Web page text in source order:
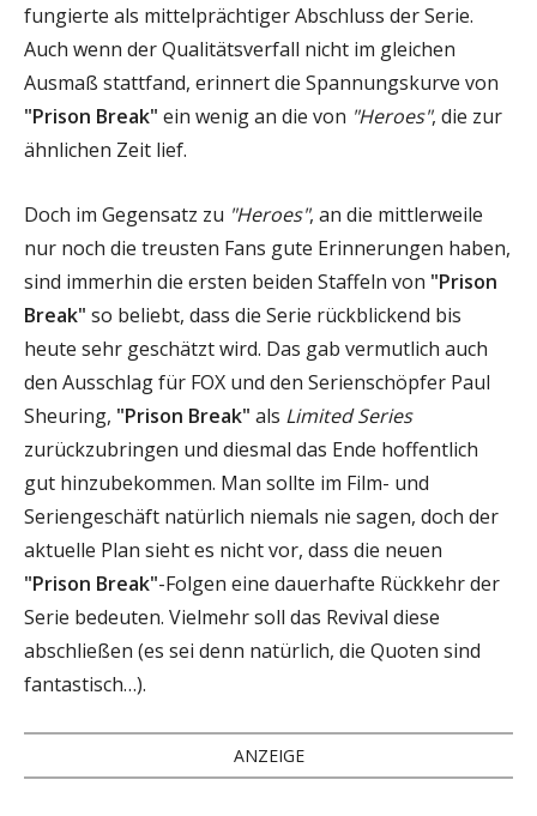
fungierte als mittelprächtiger Abschluss der Serie.
Auch wenn der Qualitätsverfall nicht im gleichen
Ausmaß stattfand, erinnert die Spannungskurve von
"Prison Break" ein wenig an die von "Heroes", die zur
ähnlichen Zeit lief.
Doch im Gegensatz zu "Heroes", an die mittlerweile
nur noch die treusten Fans gute Erinnerungen haben,
sind immerhin die ersten beiden Staffeln von "Prison
Break" so beliebt, dass die Serie rückblickend bis
heute sehr geschätzt wird. Das gab vermutlich auch
den Ausschlag für FOX und den Serienschöpfer Paul
Sheuring, "Prison Break" als Limited Series
zurückzubringen und diesmal das Ende hoffentlich
gut hinzubekommen. Man sollte im Film- und
Seriengeschäft natürlich niemals nie sagen, doch der
aktuelle Plan sieht es nicht vor, dass die neuen
"Prison Break"-Folgen eine dauerhafte Rückkehr der
Serie bedeuten. Vielmehr soll das Revival diese
abschließen (es sei denn natürlich, die Quoten sind
fantastisch…).
ANZEIGE